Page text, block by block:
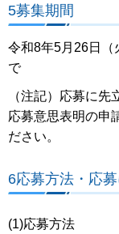
5募集期間
令和8年5月26日（
で
（注記）応募に
応募意思表明の申
ださい。
6応募方法・応
(1)応募方法